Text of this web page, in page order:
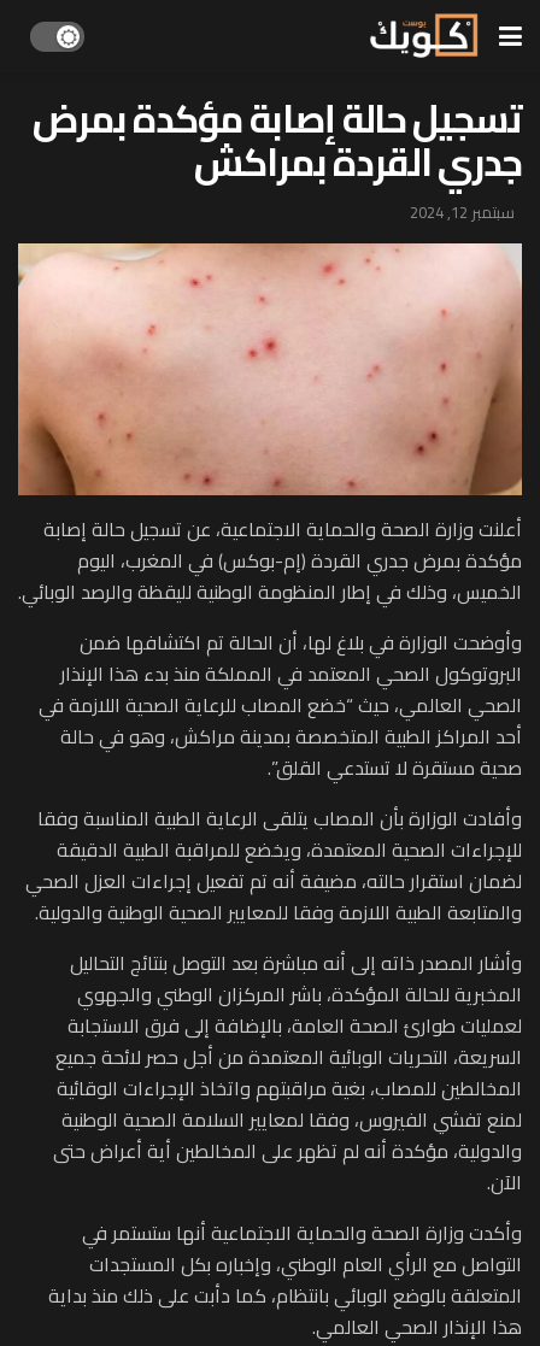
تسجيل حالة إصابة مؤكدة بمرض
جدري القردة بمراكش
سبتمبر 12, 2024
أعلنت وزارة الصحة والحماية الاجتماعية، عن تسجيل حالة إصابة
مؤكدة بمرض جدري القردة (إم-بوكس) في المغرب، اليوم
الخميس، وذلك في إطار المنظومة الوطنية لليقظة والرصد الوبائي.
وأوضحت الوزارة في بلاغ لها، أن الحالة تم اكتشافها ضمن
البروتوكول الصحي المعتمد في المملكة منذ بدء هذا الإنذار
الصحي العالمي، حيث “خضع المصاب للرعاية الصحية اللازمة في
أحد المراكز الطبية المتخصصة بمدينة مراكش، وهو في حالة
صحية مستقرة لا تستدعي القلق”.
وأفادت الوزارة بأن المصاب يتلقى الرعاية الطبية المناسبة وفقا
للإجراءات الصحية المعتمدة، ويخضع للمراقبة الطبية الدقيقة
لضمان استقرار حالته، مضيفة أنه تم تفعيل إجراءات العزل الصحي
والمتابعة الطبية اللازمة وفقا للمعايير الصحية الوطنية والدولية.
وأشار المصدر ذاته إلى أنه مباشرة بعد التوصل بنتائج التحاليل
المخبرية للحالة المؤكدة، باشر المركزان الوطني والجهوي
لعمليات طوارئ الصحة العامة، بالإضافة إلى فرق الاستجابة
السريعة، التحريات الوبائية المعتمدة من أجل حصر لائحة جميع
المخالطين للمصاب، بغية مراقبتهم واتخاذ الإجراءات الوقائية
لمنع تفشي الفيروس، وفقا لمعايير السلامة الصحية الوطنية
والدولية، مؤكدة أنه لم تظهر على المخالطين أية أعراض حتى
الآن.
وأكدت وزارة الصحة والحماية الاجتماعية أنها ستستمر في
التواصل مع الرأي العام الوطني، وإخباره بكل المستجدات
المتعلقة بالوضع الوبائي بانتظام، كما دأبت على ذلك منذ بداية
هذا الإنذار الصحي العالمي.